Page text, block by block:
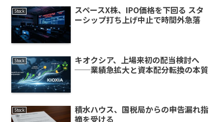
Stock
スペースX株、IPO価格を下回る スタ
ーシップ打ち上げ中止で時間外急落
Stock
キオクシア、上場来初の配当検討へ
──業績急拡大と資本配分転換の本質
Stock
積水ハウス、国税局からの申告漏れ指
摘を受ける